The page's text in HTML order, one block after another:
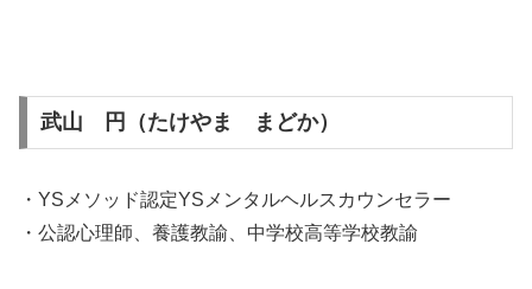
武山 円（たけやま まどか）
・YSメソッド認定YSメンタルヘルスカウンセラー
・公認心理師、養護教諭、中学校高等学校教諭